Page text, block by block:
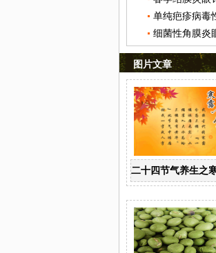
单纯疤疹病毒
细菌性角膜炎
图片文章
二十四节气养生之